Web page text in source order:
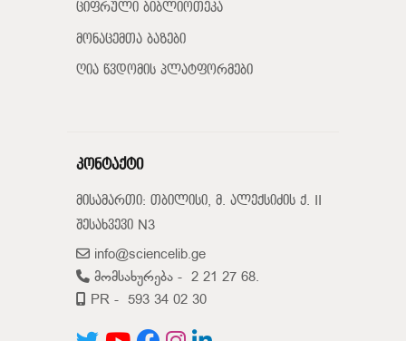
ციფრული ბიბლიოთეკა
მონაცემთა ბაზები
ღია წვდომის პლატფორმები
კონტაქტი
მისამართი: თბილისი, მ. ალექსიძის ქ. II
შესახვევი N3
info@sciencelib.ge
მომსახურება - 2 21 27 68.
PR - 593 34 02 30